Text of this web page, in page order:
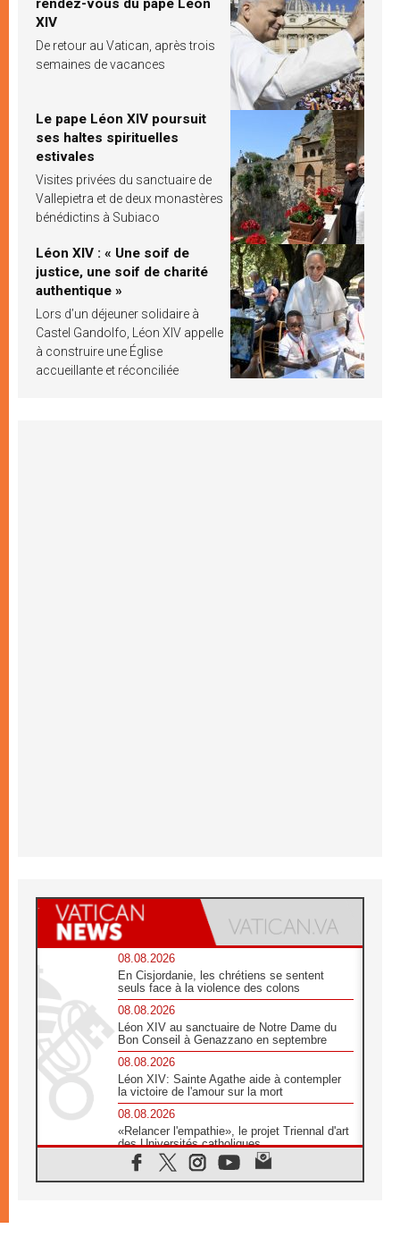
XIV
De retour au Vatican, après trois
semaines de vacances
Le pape Léon XIV poursuit
ses haltes spirituelles
estivales
Visites privées du sanctuaire de
Vallepietra et de deux monastères
bénédictins à Subiaco
Léon XIV : « Une soif de
justice, une soif de charité
authentique »
Lors d’un déjeuner solidaire à
Castel Gandolfo, Léon XIV appelle
à construire une Église
accueillante et réconciliée
08.08.2026
En Cisjordanie, les chrétiens se sentent
seuls face à la violence des colons
08.08.2026
Léon XIV au sanctuaire de Notre Dame du
Bon Conseil à Genazzano en septembre
08.08.2026
Léon XIV: Sainte Agathe aide à contempler
la victoire de l'amour sur la mort
08.08.2026
«Relancer l'empathie», le projet Triennal d'art
des Universités catholiques
08.08.2026
Signis 2026, donner la parole aux religieuses